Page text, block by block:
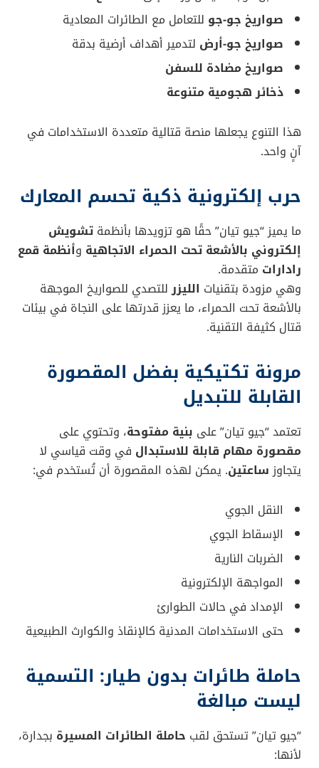
It can cruise at 15,000m high carrying
over 100 small drones or 1,000 kg of
missiles, with a range of 7,000km.
Don’t worry, China’s military is peace-
oriented from the start. We grow…
pic.twitter.com/koCXA4uq6g
— Li Zexin (@XH_Lee23)
May 18, 2025
تسليح هائل وتنوع في الذخائر
تتضمن “جيو تيان”8 نقاط تعليق خارجية
يلي:
قنابل موجهة يصل وزنها إلى1000 كغ
صواريخ جو-أرضلتدمير أهداف أرضية بدقة
صواريخ مضادة للسفن
ذخائر هجومية متنوعة